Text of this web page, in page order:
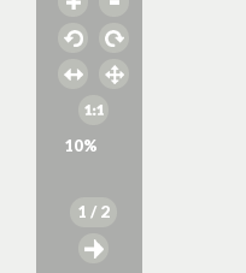
10%
1 / 2